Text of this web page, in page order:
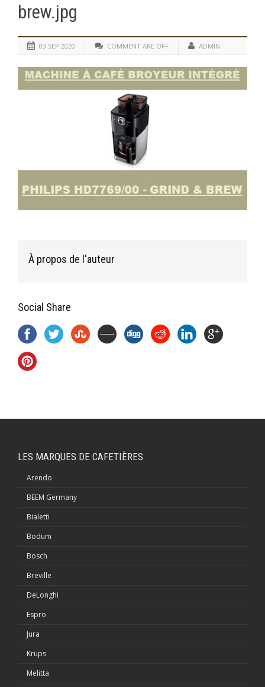
brew.jpg
03 SEP 2020 COMMENT ARE OFF ADMIN
À propos de l'auteur
Social Share
LES MARQUES DE CAFETIÈRES
Arendo
BEEM Germany
Bialetti
Bodum
Bosch
Breville
DeLonghi
Espro
Jura
Krups
Melitta